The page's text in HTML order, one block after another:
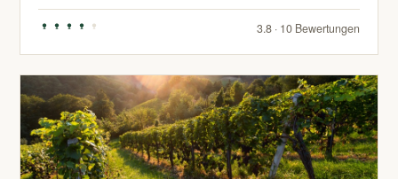
3.8 · 10 Bewertungen